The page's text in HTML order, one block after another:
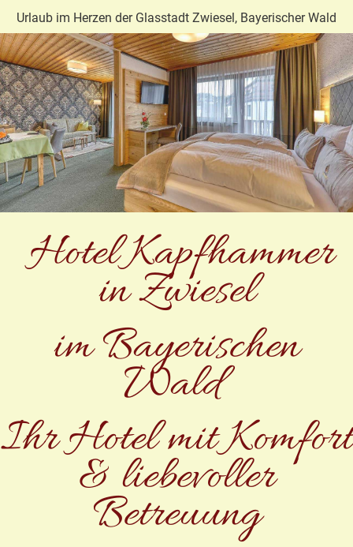
Urlaub im Herzen der Glasstadt Zwiesel, Bayerischer Wald
Hotel Kapfhammer
in Zwiesel
im Bayerischen
Wald
Ihr Hotel mit Komfort
& liebevoller
Betreuung